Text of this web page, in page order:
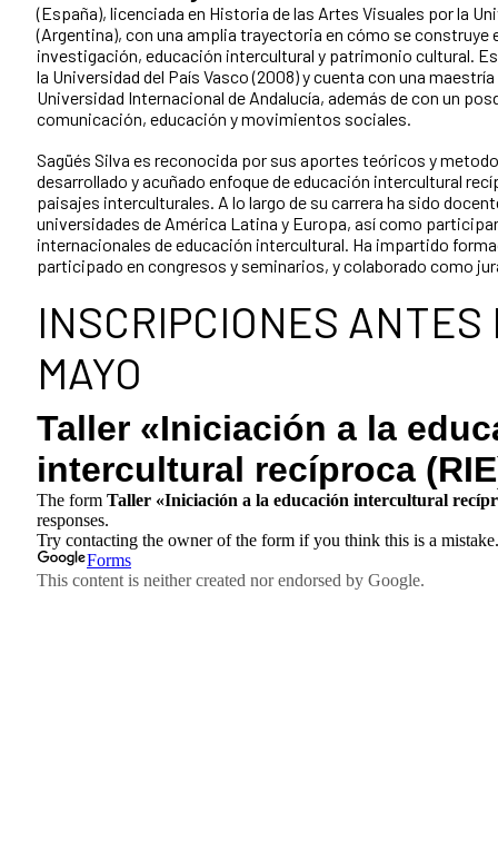
(España), licenciada en Historia de las Artes Visuales por la
(Argentina), con una amplia trayectoria en cómo se
investigación, educación intercultural y patrimonio cultural.
la Universidad del País Vasco (2008) y cuenta con una
Universidad Internacional de Andalucía, además de con un
comunicación, educación y movimientos sociales.
Sagüés Silva es reconocida por sus aportes teóricos y
desarrollado y acuñado enfoque de educación intercultural
paisajes interculturales. A lo largo de su carrera ha sido
universidades de América Latina y Europa, así como
internacionales de educación intercultural. Ha impartido
participado en congresos y seminarios, y colaborado como
INSCRIPCIONES ANTES
MAYO